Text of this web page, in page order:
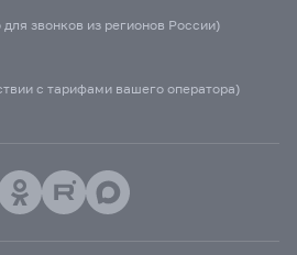
звонков из регионов России)
с тарифами вашего оператора)